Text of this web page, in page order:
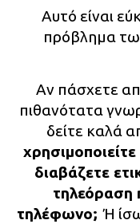
Αυτό είναι
πρόβλημα
Αν πάσχετε
πιθανότατα
δείτε καλά
διαβάζετε
τηλεόραση
τηλέφωνο;Ή